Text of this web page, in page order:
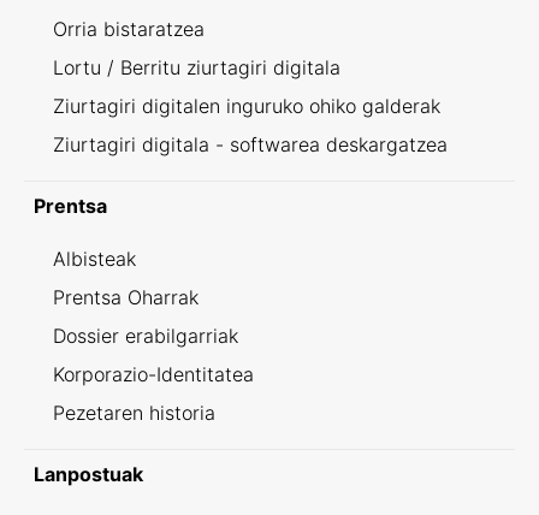
Orria bistaratzea
Lortu / Berritu ziurtagiri digitala
Ziurtagiri digitalen inguruko ohiko galderak
Ziurtagiri digitala - softwarea deskargatzea
Prentsa
Albisteak
Prentsa Oharrak
Dossier erabilgarriak
Korporazio-Identitatea
Pezetaren historia
Lanpostuak